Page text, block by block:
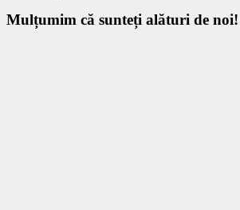
Mulțumim că sunteți alături de noi!